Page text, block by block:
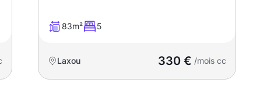
83m² 5
Laxou 330 € /mois cc